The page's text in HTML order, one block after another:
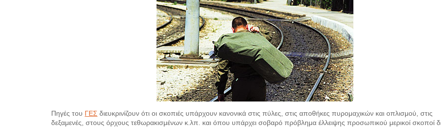
Πηγές του ΓΕΣ διευκρινίζουν ότι οι σκοπιές υπάρχουν κανονικά στις πύλες, στις αποθήκες πυρομαχικών και οπλισμού, στις
δεξαμενές, στους όρχους τεθωρακισμένων κ.λπ. και όπου υπάρχει σοβαρό πρόβλημα έλλειψης προσωπικού μερικοί σκοποί